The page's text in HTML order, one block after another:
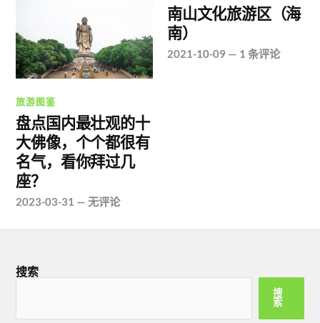
旅游图鉴
盘点国内最壮观的十
大佛像，个个都很有
名气，看你拜过几
座？
2023-03-31 —无评论
南山文化旅游区（海
南）
2021-10-09 — 1 条评论
搜索
搜
索